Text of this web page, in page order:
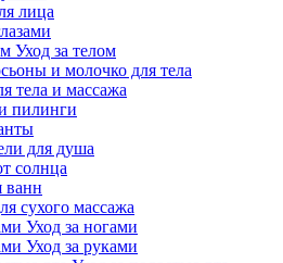
лица
Уход за телом
и молочко для тела
тела и массажа
пилинги
для душа
солнца
ванн
сухого массажа
Уход за ногами
Уход за руками